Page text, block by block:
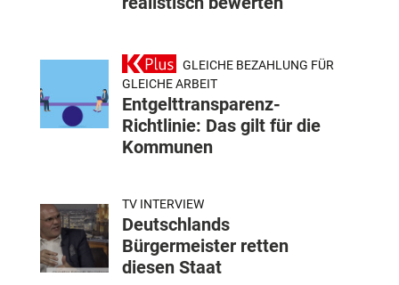
GLEICHE BEZAHLUNG FÜR
GLEICHE ARBEIT
Entgelttransparenz-
Richtlinie: Das gilt für die
Kommunen
TV INTERVIEW
Deutschlands
Bürgermeister retten
diesen Staat